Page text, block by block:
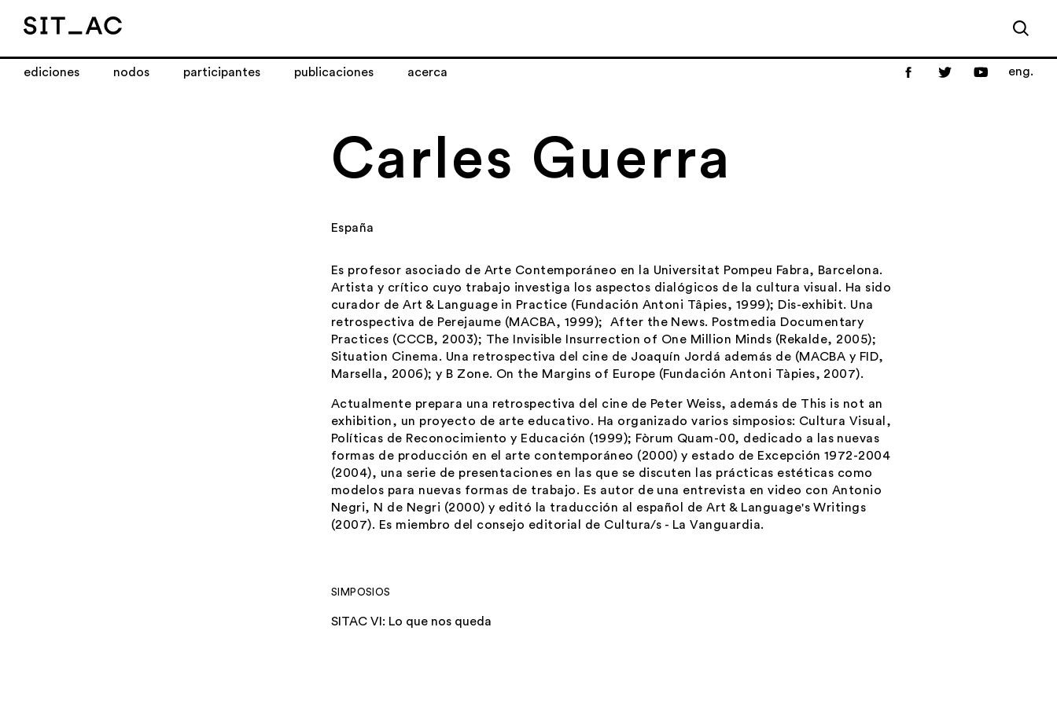
eng.
ediciones nodos participantes publicaciones acerca
Carles Guerra
España
Es profesor asociado de Arte Contemporáneo en la Universitat Pompeu Fabra, Barcelona.
Artista y crítico cuyo trabajo investiga los aspectos dialógicos de la cultura visual. Ha sido
curador deArt & Language in Practice (Fundación Antoni Tâpies, 1999); Dis-exhibit. Una
retrospectiva de Perejaume (MACBA, 1999); After the News. Postmedia Documentary
Practices (CCCB, 2003); The Invisible Insurrection of One Million Minds (Rekalde, 2005);
Situation Cinema. Una retrospectiva del cine de Joaquín Jordá además de (MACBA y FID,
Marsella, 2006);y B Zone. On the Margins of Europe (Fundación Antoni Tàpies, 2007).
Actualmente prepara una retrospectiva del cine de Peter Weiss, además de This is not an
exhibition, un proyecto de arte educativo. Ha organizado varios simposios: Cultura Visual,
Políticas de Reconocimiento y Educación (1999); Fòrum Quam-00, dedicado a las nuevas
formas de producción en el arte contemporáneo (2000) y estado de Excepción 1972-2004
(2004), una serie de presentaciones en las que se discuten las prácticas estéticas como
modelos para nuevas formas de trabajo. Es autor de una entrevista en video con Antonio
Negri, N de Negri (2000) y editó la traducción al español de Art & Language's Writings
(2007). Es miembro del consejo editorial de Cultura/s - La Vanguardia.
SIMPOSIOS
SITAC VI: Lo que nos queda